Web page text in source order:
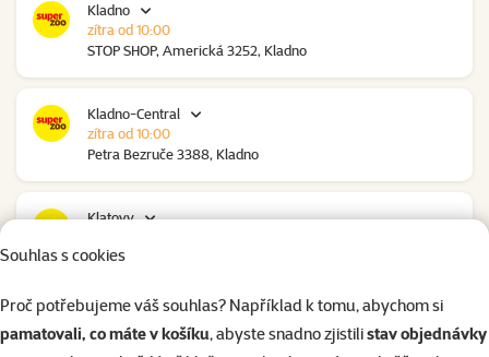
Souhlas s cookies
Proč potřebujeme váš souhlas? Například k tomu, abychom si
pamatovali, co máte v košíku, abyste snadno zjistilistav objednávky
Kladno
STOP SHOP, Americká 3252, Kladno
zítra od 10:00
Kladno-Central
Petra Bezruče 3388, Kladno
zítra od 10:00
Klatovy
NC Škodovka, Domažlická 948, Klatovy
Kolín
zítra od 09:00